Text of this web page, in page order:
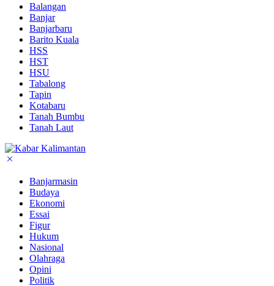
Balangan
Banjar
Banjarbaru
Barito Kuala
HSS
HST
HSU
Tabalong
Tapin
Kotabaru
Tanah Bumbu
Tanah Laut
Banjarmasin
Budaya
Ekonomi
Essai
Figur
Hukum
Nasional
Olahraga
Opini
Politik